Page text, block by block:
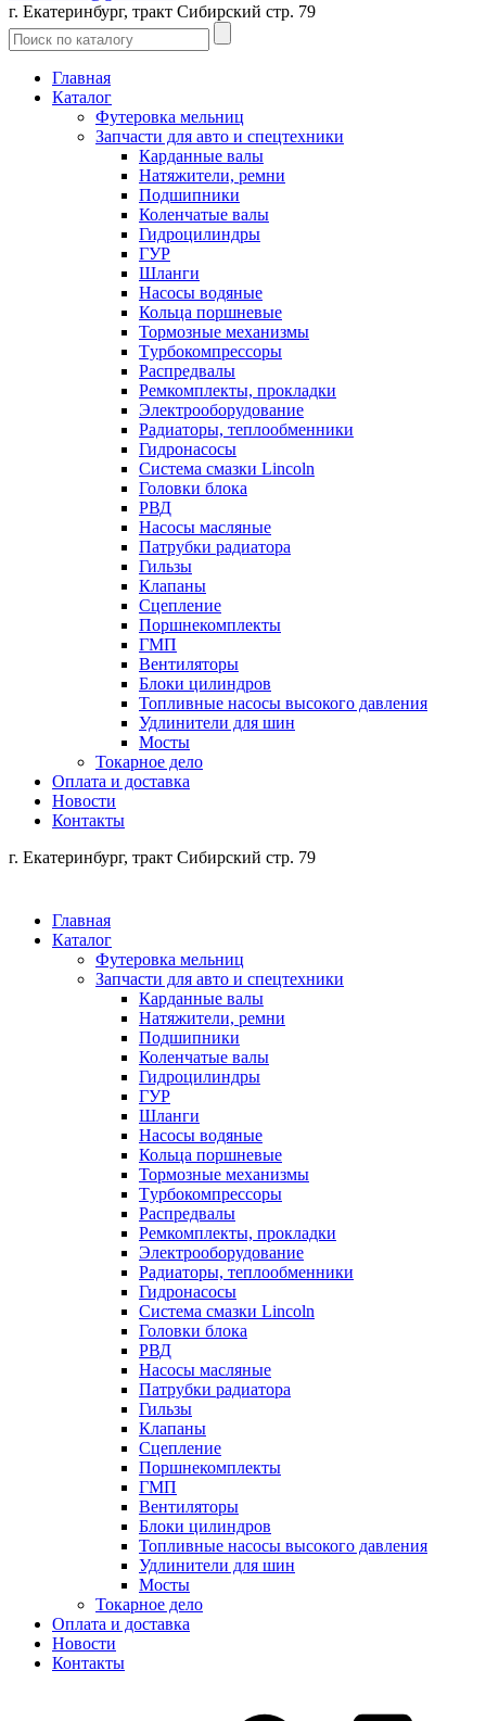
г. Екатеринбург, тракт Сибирский стр. 79
Главная
Каталог
Футеровка мельниц
Запчасти для авто и спецтехники
Карданные валы
Натяжители, ремни
Подшипники
Коленчатые валы
Гидроцилиндры
ГУР
Шланги
Насосы водяные
Кольца поршневые
Тормозные механизмы
Tурбокомпрессоры
Распредвалы
Ремкомплекты, прокладки
Электрооборудование
Радиаторы, теплообменники
Гидронасосы
Система смазки Lincoln
Головки блока
РВД
Насосы масляные
Патрубки радиатоpа
Гильзы
Клапаны
Сцепление
Поршнекомплекты
ГМП
Вентиляторы
Блоки цилиндров
Топливные насосы высокого давления
Удлинители для шин
Мосты
Токарное дело
Оплата и доставка
Новости
Контакты
г. Екатеринбург, тракт Сибирский стр. 79
Главная
Каталог
Футеровка мельниц
Запчасти для авто и спецтехники
Карданные валы
Натяжители, ремни
Подшипники
Коленчатые валы
Гидроцилиндры
ГУР
Шланги
Насосы водяные
Кольца поршневые
Тормозные механизмы
Tурбокомпрессоры
Распредвалы
Ремкомплекты, прокладки
Электрооборудование
Радиаторы, теплообменники
Гидронасосы
Система смазки Lincoln
Головки блока
РВД
Насосы масляные
Патрубки радиатоpа
Гильзы
Клапаны
Сцепление
Поршнекомплекты
ГМП
Вентиляторы
Блоки цилиндров
Топливные насосы высокого давления
Удлинители для шин
Мосты
Токарное дело
Оплата и доставка
Новости
Контакты